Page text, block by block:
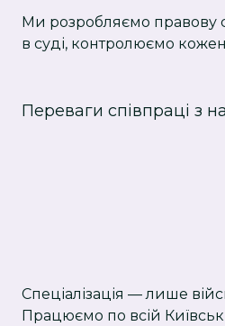
Ми розробляємо правову
в суді, контролюємо
Переваги співпраці з
Спеціалізація — лише
Працюємо по всій